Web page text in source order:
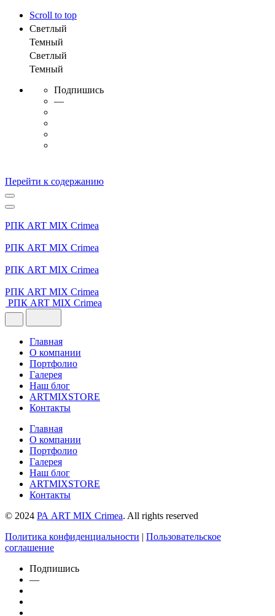
Scroll to top
Светлый
Темный
Светлый
Темный
Подпишись
—
Перейти к содержанию
РПК ART MIX Crimea
РПК ART MIX Crimea
РПК ART MIX Crimea
РПК ART MIX Crimea
РПК ART MIX Crimea
Главная
О компании
Портфолио
Галерея
Наш блог
ARTMIXSTORE
Контакты
Главная
О компании
Портфолио
Галерея
Наш блог
ARTMIXSTORE
Контакты
© 2024 РА ART MIX Crimea. All rights reserved
Политика конфиденциальности | Пользовательское
соглашение
Подпишись
—